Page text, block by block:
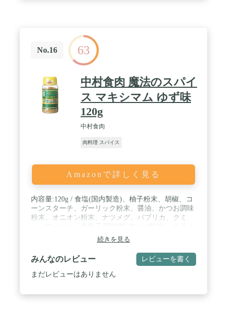
No.16 63
中村食肉 魔法のスパイ
ス マキシマム ゆず味
120g
中村食肉
肉料理 スパイス
Amazonで詳しく見る
内容量:120g / 食塩(国内製造)、柚子粉末、胡椒、コ
ーンスターチ、ガーリック粉末、醤油、かつお調味
粉末、オニオン粉末、ナツメグ、パプリカ、クミ
ル色素、酸化澱粉、(一部に小麦・大豆を含む) / 商
品サイズ(高さ×奥行×幅):12cm×5cm×5cm / 食塩、柚
子粉末、胡椒、コーンスターチ、野菜粉末、香辛
料、醤油、かつおエキス、調味料(アミノ酸等)、着
色料(カラメル)加工澱粉(原材料の一部に小麦、乳、
続きを見る
みんなのレビュー レビューを書く
まだレビューはありません